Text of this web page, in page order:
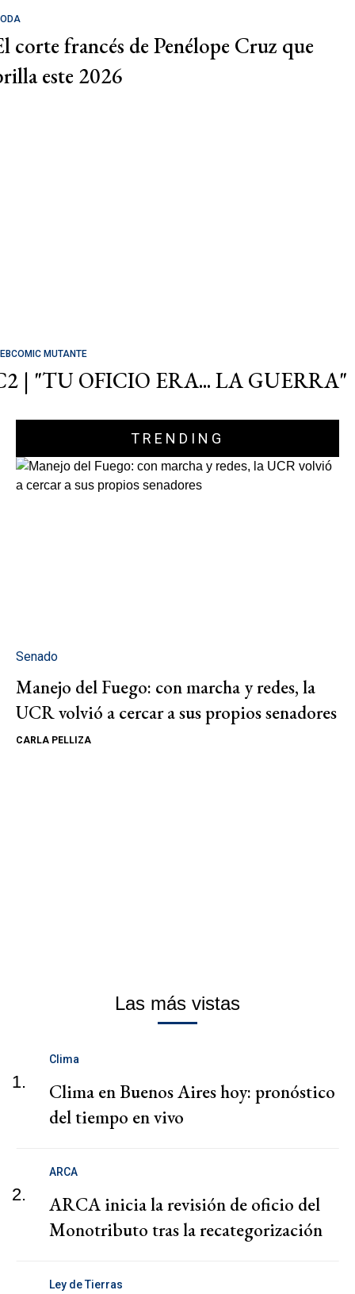
corte francés de Penélope Cruz que
este 2026
MUTANTE
| "TU OFICIO ERA... LA GUERRA"
TRENDING
Senado
Manejo del Fuego: con marcha y redes, la
UCR volvió a cercar a sus propios senadores
CARLA PELLIZA
Las más vistas
1.
Clima
Clima en Buenos Aires hoy: pronóstico
del tiempo en vivo
2.
ARCA
ARCA inicia la revisión de oficio del
Monotributo tras la recategorización
Ley de Tierras